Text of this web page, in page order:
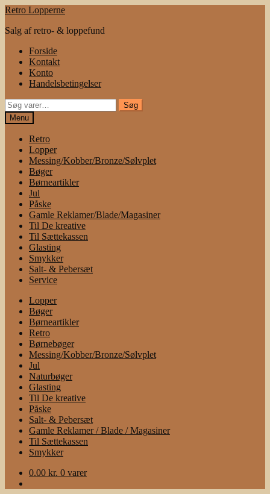
Spring
navigation
Spring
indhold
Retro Lopperne
Salg af retro- & loppefund
Forside
Kontakt
Konto
Handelsbetingelser
Søg
efter:
Søg
Menu
Retro
Lopper
Messing/Kobber/Bronze/Sølvplet
Bøger
Børneartikler
Jul
Påske
Gamle Reklamer/Blade/Magasiner
Til De kreative
Til Sættekassen
Glasting
Smykker
Salt- & Pebersæt
Service
Lopper
Bøger
Børneartikler
Retro
Børnebøger
Messing/Kobber/Bronze/Sølvplet
Jul
Naturbøger
Glasting
Til De kreative
Påske
Salt- & Pebersæt
Gamle Reklamer / Blade / Magasiner
Til Sættekassen
Smykker
0.00 kr. 0 varer